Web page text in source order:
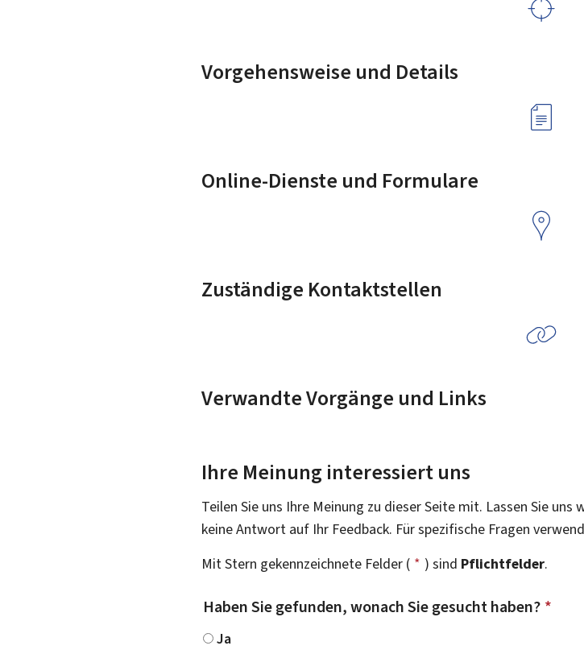
Vorgehensweise und Details
Online-Dienste und Formulare
Zuständige Kontaktstellen
Verwandte Vorgänge und Links
Ihre Meinung interessiert uns
Teilen Sie uns Ihre Meinung zu dieser Seite mit. Lassen Sie
keine Antwort auf Ihr Feedback. Für spezifische Fragen
Mit Stern gekennzeichnete Felder ( * ) sind Pflichtfelder.
Haben Sie gefunden, wonach Sie gesucht haben? *
Ja